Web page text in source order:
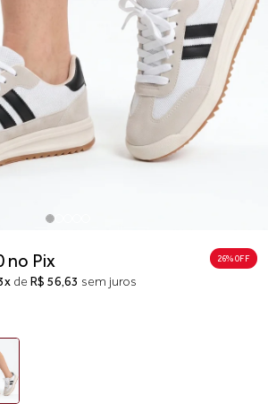
no Pix
de R$ 56,63 sem juros
26% 0FF